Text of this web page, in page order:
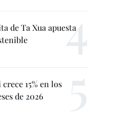
de Ta Xua apuesta
15% en los
de 2026